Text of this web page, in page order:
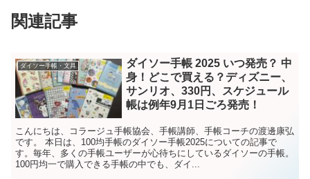
関連記事
ダイソー手帳・文具
ダイソー手帳 2025 いつ発売？ 中
身！どこで買える？ディズニー、
サンリオ、330円、スケジュール
帳は例年9月1日ごろ発売！
こんにちは、コラージュ手帳協会、手帳講師、手帳コーチの渡邊康弘
です。 本日は、100均手帳のダイソー手帳2025についての記事で
す。毎年、多くの手帳ユーザーが心待ちにしているダイソーの手帳。
100円均一で購入できる手帳の中でも、ダイ...